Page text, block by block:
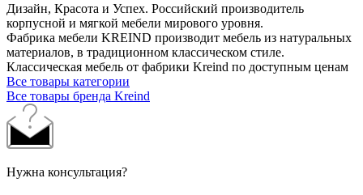
Дизайн, Красота и Успех. Российский производитель
корпусной и мягкой мебели мирового уровня.
Фабрика мебели KREIND производит мебель из натуральных
материалов, в традиционном классическом стиле.
Классическая мебель от фабрики Kreind по доступным ценам
Все товары категории
Все товары бренда Kreind
Нужна консультация?